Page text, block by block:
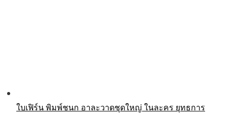
ใบเฟิร์น พิมพ์ชนก อาละวาดชุดใหญ่ ในละคร ยุทธการ